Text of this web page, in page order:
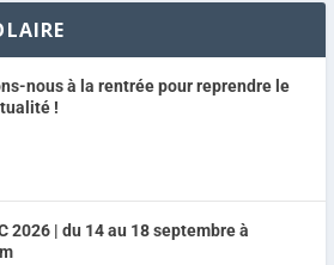
nous à la rentrée pour reprendre le
!
2026 | du 14 au 18 septembre à